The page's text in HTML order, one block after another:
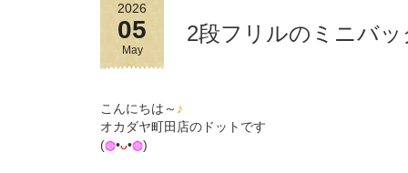
2026
05
May
2段フリルのミニバ
こんにちは～ ♪
オカダヤ町田店のドットです
(◍•ᴗ•◍)